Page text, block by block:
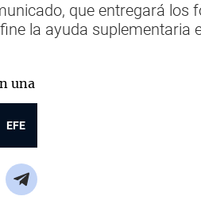
que entregará los
la ayuda suplementaria
EFE